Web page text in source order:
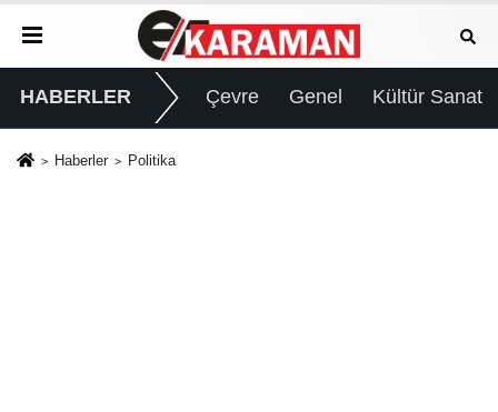
HABERLER Çevre Genel Kültür Sanat
Haberler Politika